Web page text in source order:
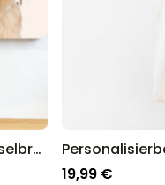
Personalisierbares Schlüsselbrett mit Haustier
19,99 €